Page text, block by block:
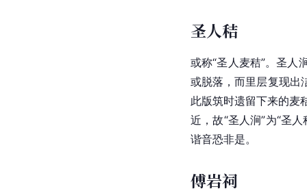
圣人秸
或称“圣人麦秸”。圣人
或脱落，而里层复现出
此版筑时遗留下来的麦
近，故“圣人涧”为“圣
谐音恐非是。
傅岩祠